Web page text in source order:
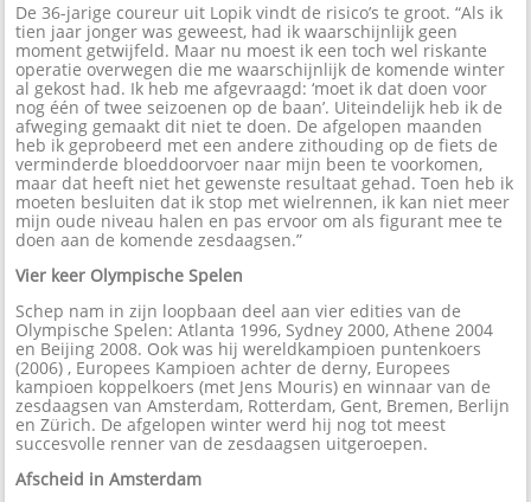
De 36-jarige coureur uit Lopik vindt de risico’s te groot. “Als ik
tien jaar jonger was geweest, had ik waarschijnlijk geen
moment getwijfeld. Maar nu moest ik een toch wel riskante
operatie overwegen die me waarschijnlijk de komende winter
al gekost had. Ik heb me afgevraagd: ‘moet ik dat doen voor
nog één of twee seizoenen op de baan’. Uiteindelijk heb ik de
afweging gemaakt dit niet te doen. De afgelopen maanden
heb ik geprobeerd met een andere zithouding op de fiets de
verminderde bloeddoorvoer naar mijn been te voorkomen,
maar dat heeft niet het gewenste resultaat gehad. Toen heb ik
moeten besluiten dat ik stop met wielrennen, ik kan niet meer
mijn oude niveau halen en pas ervoor om als figurant mee te
doen aan de komende zesdaagsen.”
Vier keer Olympische Spelen
Schep nam in zijn loopbaan deel aan vier edities van de
Olympische Spelen: Atlanta 1996, Sydney 2000, Athene 2004
en Beijing 2008. Ook was hij wereldkampioen puntenkoers
(2006) , Europees Kampioen achter de derny, Europees
kampioen koppelkoers (met Jens Mouris) en winnaar van de
zesdaagsen van Amsterdam, Rotterdam, Gent, Bremen, Berlijn
en Zürich. De afgelopen winter werd hij nog tot meest
succesvolle renner van de zesdaagsen uitgeroepen.
Afscheid in Amsterdam